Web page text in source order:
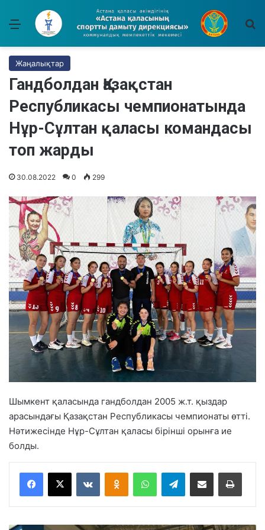
Мәзір
Жаңалықтар
Гандболдан Қазақстан
Республикасы чемпионатында
Нұр-Сұлтан қаласы командасы
топ жарды
30.08.2022 0 299
Шымкент қаласында гандболдан 2005 ж.т. қыздар
арасындағы Қазақстан Республикасы чемпионаты өтті.
Нәтижесінде Нұр-Сұлтан қаласы бірінші орынға ие
болды.
Telegram